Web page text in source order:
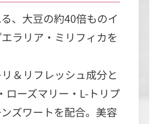
、大豆の約40倍ものイ
ラリア・ミリフィカを
＆リフレッシュ成分と
ローズマリー・L-トリプ
ズワートを配合。美容